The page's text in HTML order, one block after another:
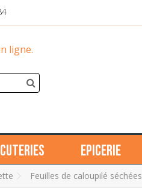
ligne.
Epicerie
Feuilles de caloupilé séchées